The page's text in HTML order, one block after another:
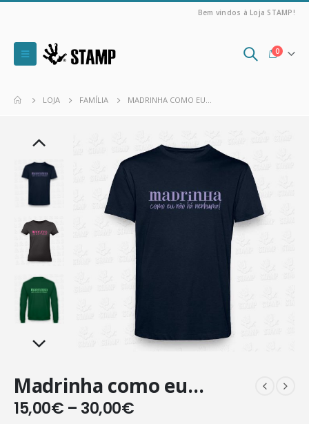
Bem vindos à Loja STAMP!
0
LOJA FAMÍLIA MADRINHA COMO EU…
Madrinha como eu…
15,00€ – 30,00€